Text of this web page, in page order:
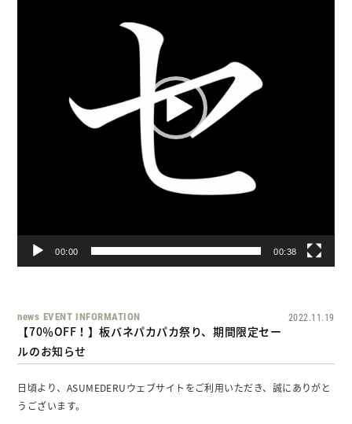
00:00 00:38
news EVENT INFORMATION
【70％OFF！】板バネパカパカ祭り、期間限定セー
ルのお知らせ
2022.11.19
日頃より、ASUMEDERUウェブサイトをご利用いただき、誠にありがと
うございます。